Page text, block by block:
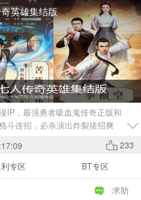
英雄集结版
IP，最强勇者吸血鬼传奇正版和
斗连招，必杀演出炸裂搓招爽
233
专区 BT专区
求助